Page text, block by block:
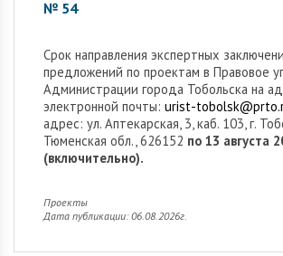
№ 54
Cрок направления экспертных
предложений по проектам в Правовое
Администрации города Тобольска на
электронной почты: urist-
адрес: ул. Аптекарская, 3, каб. 103, г.
Тюменская обл., 626152 по 13 августа
(включительно).
Проекты
Дата публикации: 06.08.2026г.